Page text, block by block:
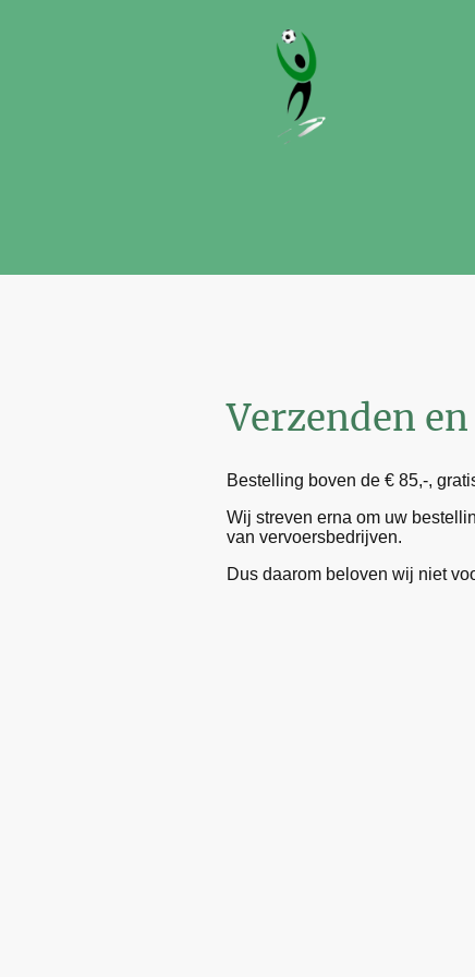
Verzenden
Bestelling boven de € 85,-,
Wij streven erna om uw
van vervoersbedrijven.
Dus daarom beloven wij niet